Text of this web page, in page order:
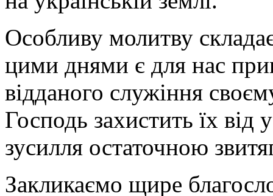
Особливу молитву
цими днями є для нас
відданого служіння
Господь захистить їх від
зусилля остаточною
Закликаємо щире